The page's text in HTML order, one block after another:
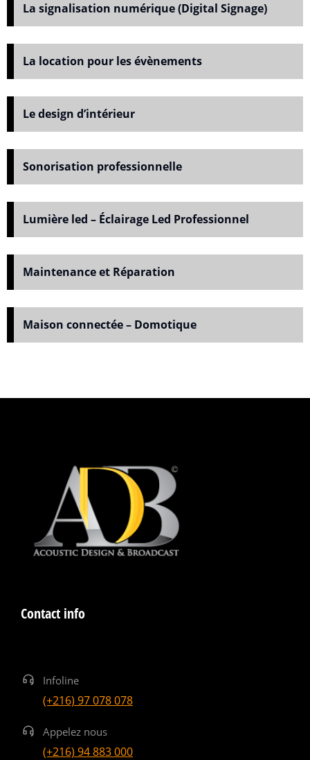
La signalisation numérique (Digital Signage)
La location pour les évènements
Le design d’intérieur
Sonorisation professionnelle
Lumière led – Éclairage Led Professionnel
Maintenance et Réparation
Maison connectée – Domotique
Contact info
Infoline
(+216) 97 078 078
Appelez nous
(+216) 94 883 000